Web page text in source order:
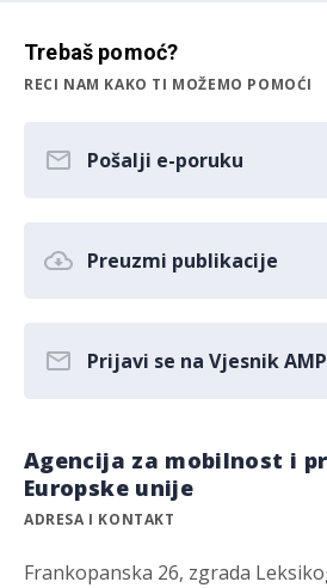
Trebaš pomoć?
RECI NAM KAKO TI MOŽEMO POMOĆI
Pošalji e-poruku
Preuzmi publikacije
Prijavi se na Vjesnik
Agencija za mobilnost i
Europske unije
ADRESA I KONTAKT
Frankopanska 26, zgrada